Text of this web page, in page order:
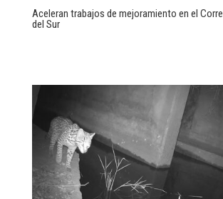
Aceleran trabajos de mejoramiento en el
del Sur